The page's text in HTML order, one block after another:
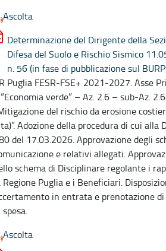
Ascolta
Determinazione del Dirigente della
Difesa del Suolo e Rischio Sismico
n. 56 (in fase di pubblicazione sul
Puglia FESR-FSE+ 2021-2027. Asse
verde” – Az. 2.6 – sub-Az.
del rischio da erosione
Adozione della procedura di cui alla
del 17.03.2026. Approvazione degli
e relativi allegati.
schema di Disciplinare regolante i
Regione Puglia e i Beneficiari.
in entrata e prenotazione
spesa.
Ascolta